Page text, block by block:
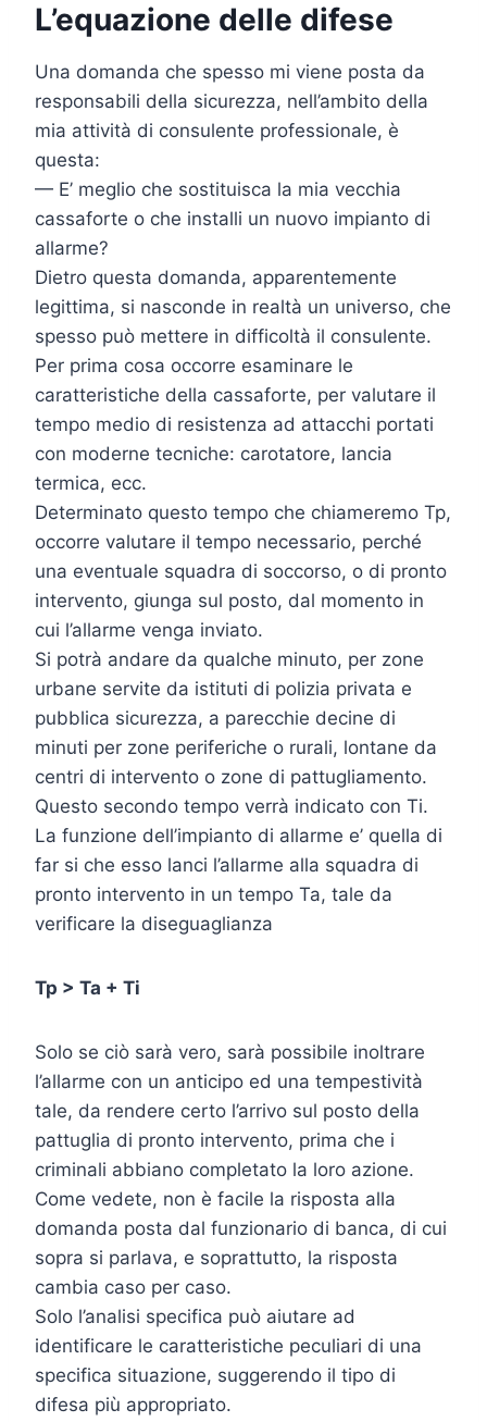
L’equazione delle difese
Una domanda che spesso mi viene posta da
responsabili della sicurezza, nell’ambito della
mia attività di consulente professionale, è
questa:
— E’ meglio che sostituisca la mia vecchia
cassaforte o che installi un nuovo impianto di
allarme?
Dietro questa domanda, apparentemente
legittima, si nasconde in realtà un universo, che
spesso può mettere in difficoltà il consulente.
Per prima cosa occorre esaminare le
caratteristiche della cassaforte, per valutare il
tempo medio di resistenza ad attacchi portati
con moderne tecniche: carotatore, lancia
termica, ecc.
Determinato questo tempo che chiameremo Tp,
occorre valutare il tempo necessario, perché
una eventuale squadra di soccorso, o di pronto
intervento, giunga sul posto, dal momento in
cui l’allarme venga inviato.
Si potrà andare da qualche minuto, per zone
urbane servite da istituti di polizia privata e
pubblica sicurezza, a parecchie decine di
minuti per zone periferiche o rurali, lontane da
centri di intervento o zone di pattugliamento.
Questo secondo tempo verrà indicato con Ti.
La funzione dell’impianto di allarme e’ quella di
far si che esso lanci l’allarme alla squadra di
pronto intervento in un tempo Ta, tale da
verificare la diseguaglianza
Tp > Ta + Ti
Solo se ciò sarà vero, sarà possibile inoltrare
l’allarme con un anticipo ed una tempestività
tale, da rendere certo l’arrivo sul posto della
pattuglia di pronto intervento, prima che i
criminali abbiano completato la loro azione.
Come vedete, non è facile la risposta alla
domanda posta dal funzionario di banca, di cui
sopra si parlava, e soprattutto, la risposta
cambia caso per caso.
Solo l’analisi specifica può aiutare ad
identificare le caratteristiche peculiari di una
specifica situazione, suggerendo il tipo di
difesa più appropriato.